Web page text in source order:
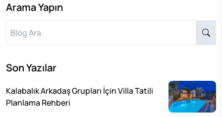
Arama Yapın
Son Yazılar
Kalabalık Arkadaş Grupları İçin Villa Tatili
Planlama Rehberi